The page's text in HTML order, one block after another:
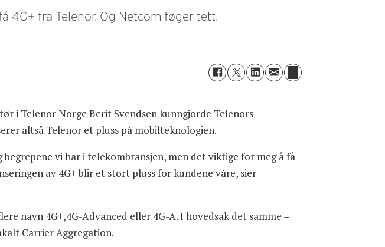
4G+ fra Telenor. Og Netcom føger tett.
i Telenor Norge Berit Svendsen kunngjorde Telenors
altså Telenor et pluss på mobilteknologien.
vi har i telekombransjen, men det viktige for meg å få
av 4G+ blir et stort pluss for kundene våre, sier
navn 4G+,4G-Advanced eller 4G-A. I hovedsak det samme –
Carrier Aggregation.